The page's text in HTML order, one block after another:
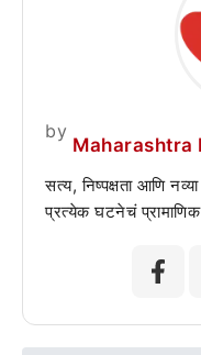
by
Maharashtra
सत्य, निष्पक्षता आणि
प्रत्येक घटनेचं